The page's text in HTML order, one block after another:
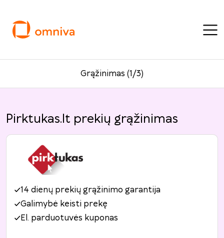
Grąžinimas (1/3)
Pirktukas.lt prekių grąžinimas
14 dienų prekių grąžinimo garantija
Galimybė keisti prekę
El. parduotuvės kuponas